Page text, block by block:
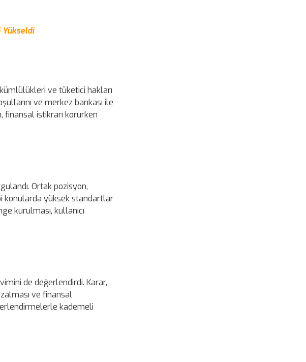
Yükseldi
ve tüketici hakları
ve merkez bankası ile
finansal istikrarı korurken
Ortak pozisyon,
konularda yüksek standartlar
kurulması, kullanıcı
de değerlendirdi. Karar,
ve finansal
kademeli